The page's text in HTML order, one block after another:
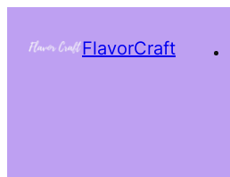
FlavorCraft